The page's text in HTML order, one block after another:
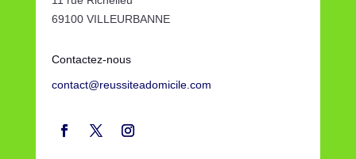
69100 VILLEURBANNE
Contactez-nous
contact@reussiteadomicile.com